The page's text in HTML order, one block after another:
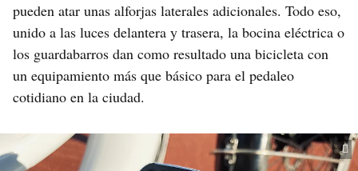
pueden atar unas alforjas laterales adicionales. Todo eso,
unido a las luces delantera y trasera, la bocina eléctrica o
los guardabarros dan como resultado una bicicleta con
un equipamiento más que básico para el pedaleo
cotidiano en la ciudad.